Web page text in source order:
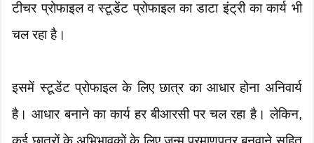
टीचर प्रोफाइल व स्टूडेंट प्रोफाइल का डाटा इंट्री का कार्य भी
चल रहा है।
इसमें स्टूडेंट प्रोफाइल के लिए छात्र का आधार होना अनिवार्य
है। आधार बनाने का कार्य हर बीआरसी पर चल रहा है। लेकिन,